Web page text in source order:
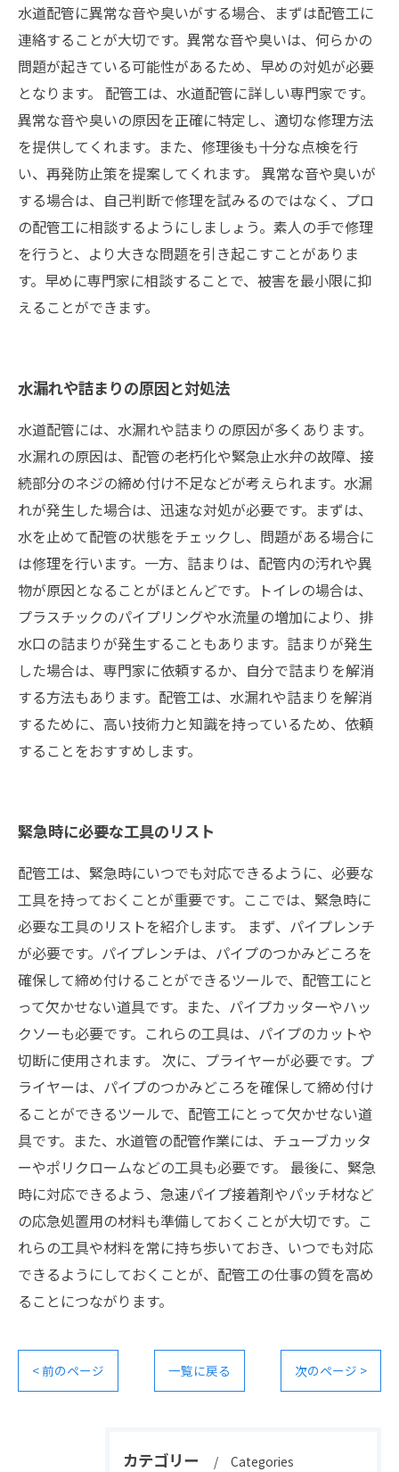
水道配管に異常な音や臭いがする場合、まずは配管工に
連絡することが大切です。異常な音や臭いは、何らかの
問題が起きている可能性があるため、早めの対処が必要
となります。 配管工は、水道配管に詳しい専門家です。
異常な音や臭いの原因を正確に特定し、適切な修理方法
を提供してくれます。また、修理後も十分な点検を行
い、再発防止策を提案してくれます。 異常な音や臭いが
する場合は、自己判断で修理を試みるのではなく、プロ
の配管工に相談するようにしましょう。素人の手で修理
を行うと、より大きな問題を引き起こすことがありま
す。早めに専門家に相談することで、被害を最小限に抑
えることができます。
水漏れや詰まりの原因と対処法
水道配管には、水漏れや詰まりの原因が多くあります。
水漏れの原因は、配管の老朽化や緊急止水弁の故障、接
続部分のネジの締め付け不足などが考えられます。水漏
れが発生した場合は、迅速な対処が必要です。まずは、
水を止めて配管の状態をチェックし、問題がある場合に
は修理を行います。一方、詰まりは、配管内の汚れや異
物が原因となることがほとんどです。トイレの場合は、
プラスチックのパイプリングや水流量の増加により、排
水口の詰まりが発生することもあります。詰まりが発生
した場合は、専門家に依頼するか、自分で詰まりを解消
する方法もあります。配管工は、水漏れや詰まりを解消
するために、高い技術力と知識を持っているため、依頼
することをおすすめします。
緊急時に必要な工具のリスト
配管工は、緊急時にいつでも対応できるように、必要な
工具を持っておくことが重要です。ここでは、緊急時に
必要な工具のリストを紹介します。 まず、パイプレンチ
が必要です。パイプレンチは、パイプのつかみどころを
確保して締め付けることができるツールで、配管工にと
って欠かせない道具です。また、パイプカッターやハッ
クソーも必要です。これらの工具は、パイプのカットや
切断に使用されます。 次に、プライヤーが必要です。プ
ライヤーは、パイプのつかみどころを確保して締め付け
ることができるツールで、配管工にとって欠かせない道
具です。また、水道管の配管作業には、チューブカッタ
ーやポリクロームなどの工具も必要です。 最後に、緊急
時に対応できるよう、急速パイプ接着剤やパッチ材など
の応急処置用の材料も準備しておくことが大切です。こ
れらの工具や材料を常に持ち歩いておき、いつでも対応
できるようにしておくことが、配管工の仕事の質を高め
ることにつながります。
< 前のページ 一覧に戻る 次のページ >
カテゴリー Categories